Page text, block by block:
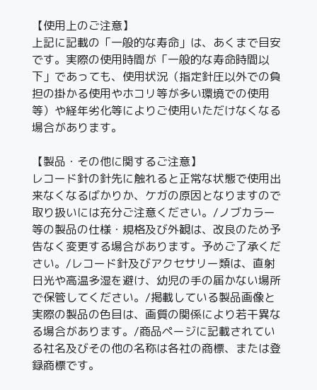
【使用上のご注意】
上記に記載の「一般的な寿命」は、あくまで目安
です。実際の使用時間が「一般的な寿命時間以
下」であっても、使用状況（指定針圧以外での負
担の掛かる使用やホコリ等が多い環境での使用
等）や経年劣化等によりご使用いただけなくなる
場合があります。
【製品・その他に関するご注意】
レコード針の針先に触れると正常な状態で使用出
来なくなるばかりか、ケガの原因となりますので
取り扱いには充分ご注意ください。/ノブカラー
等の製品の仕様・規格及び外観は、改良のため予
告なく変更する場合があります。予めご了承くだ
さい。/レコード針及びアクセサリー類は、直射
日光や高温多湿を避け、幼児の手の届かない場所
で保管してください。/掲載している製品画像と
実際の製品の色目は、画質の関係により若干異な
る場合があります。/商品ページに記載されてい
る社名及びその他の名称は各社の商標、または登
録商標です。